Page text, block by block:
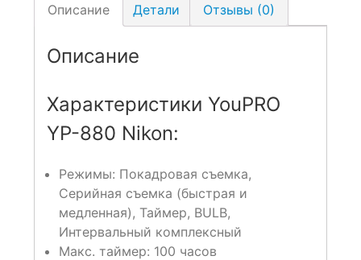
Описание Детали Отзывы (0)
Описание
Характеристики YouPRO
YP-880 Nikon:
Режимы: Покадровая съемка,
Серийная съемка (быстрая и
медленная), Таймер, BULB,
Интервальный комплексный
Макс. таймер: 100 часов